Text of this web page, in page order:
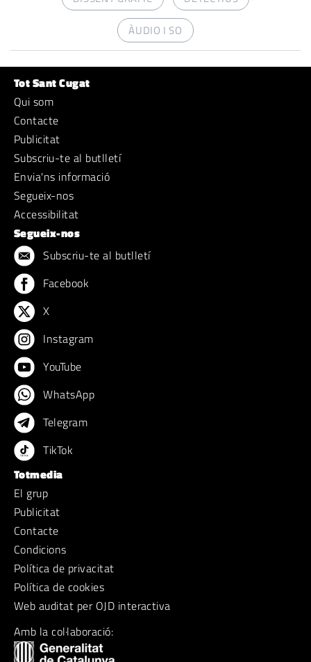
ÀUDIO I SO
Tot Sant Cugat
Qui som
Contacte
Publicitat
Subscriu-te al butlletí
Envia'ns informació
Segueix-nos
Accessibilitat
Segueix-nos
Subscriu-te al butlletí
Facebook
X
Instagram
YouTube
WhatsApp
Telegram
TikTok
Totmedia
El grup
Publicitat
Contacte
Condicions
Política de privacitat
Política de cookies
Web auditat per OJD interactiva
Amb la col·laboració: